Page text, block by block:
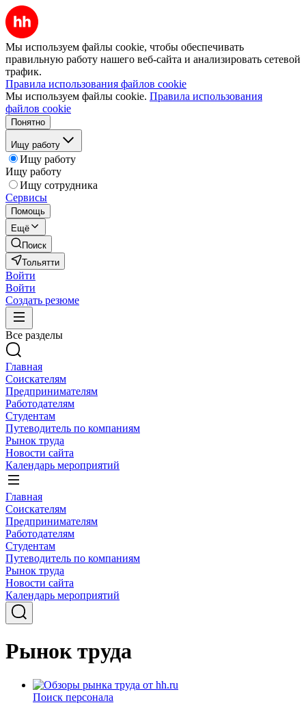
Мы используем файлы cookie, чтобы обеспечивать
правильную работу нашего веб-сайта и анализировать сетевой
трафик.
Правила использования файлов cookie
Мы используем файлы cookie. Правила использования
файлов cookie
Понятно
Ищу работу
Ищу работу
Ищу работу
Ищу сотрудника
Сервисы
Помощь
Ещё
Поиск
Тольятти
Войти
Войти
Создать резюме
Все разделы
Главная
Соискателям
Предпринимателям
Работодателям
Студентам
Путеводитель по компаниям
Рынок труда
Новости сайта
Календарь мероприятий
Главная
Соискателям
Предпринимателям
Работодателям
Студентам
Путеводитель по компаниям
Рынок труда
Новости сайта
Календарь мероприятий
Рынок труда
Поиск персонала